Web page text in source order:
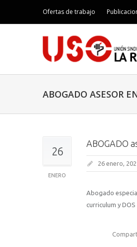
Ofertas de trabajo
ABOGADO ASESOR
26
ENERO
ABOGADO
26 enero,
Abogado
curriculum y